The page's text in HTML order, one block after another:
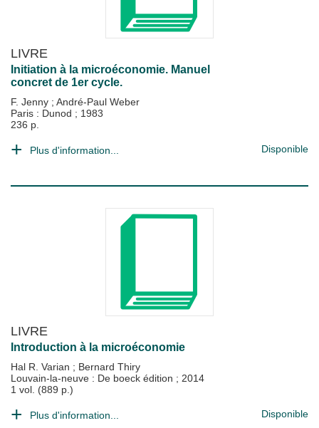
LIVRE
Initiation à la microéconomie. Manuel
concret de 1er cycle.
F. Jenny ; André-Paul Weber
Paris : Dunod ; 1983
236 p.
Plus d'information... Disponible
LIVRE
Introduction à la microéconomie
Hal R. Varian ; Bernard Thiry
Louvain-la-neuve : De boeck édition ; 2014
1 vol. (889 p.)
Plus d'information... Disponible